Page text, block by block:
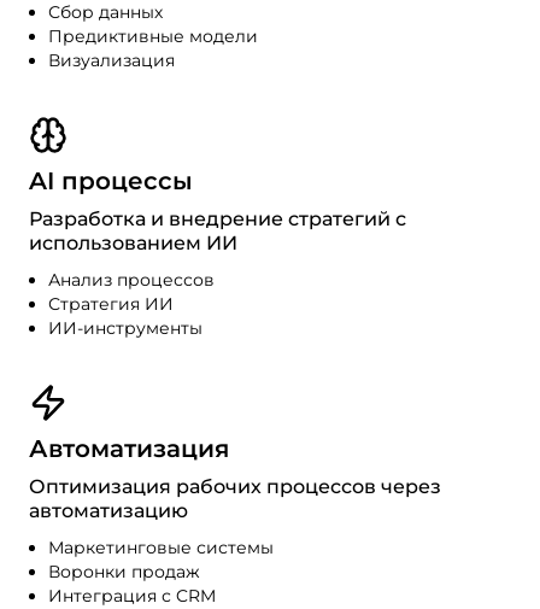
Сбор данных
Предиктивные модели
Визуализация
AI процессы
Разработка и внедрение стратегий с
использованием ИИ
Анализ процессов
Стратегия ИИ
ИИ-инструменты
Автоматизация
Оптимизация рабочих процессов через
автоматизацию
Маркетинговые системы
Воронки продаж
Интеграция с CRM